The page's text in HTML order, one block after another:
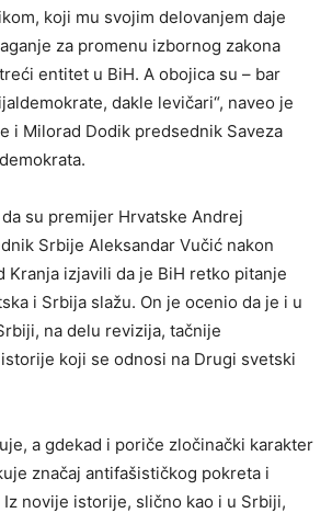
koji mu svojim delovanjem daje
za promenu izbornog zakona
entitet u BiH. A obojica su – bar
dakle levičari“, naveo je
i Milorad Dodik predsednik Saveza
su premijer Hrvatske Andrej
Srbije Aleksandar Vučić nakon
Kranja izjavili da je BiH retko pitanje
i Srbija slažu. On je ocenio da je i u
na delu revizija, tačnije
koji se odnosi na Drugi svetski
a gdekad i poriče zločinački karakter
značaj antifašističkog pokreta i
novije istorije, slično kao i u Srbiji,